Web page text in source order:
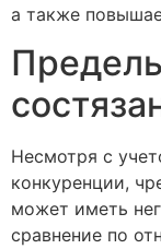
а также
Несмотря с
конкуренции,
может иметь
сравнение по